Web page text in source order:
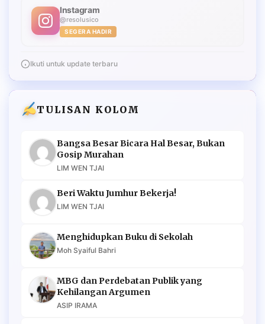
Instagram
@resolusico
SEGERA HADIR
Ikuti untuk update terbaru
TULISAN KOLOM
Bangsa Besar Bicara Hal Besar, Bukan
Gosip Murahan
LIM WEN TJAI
Beri Waktu Jumhur Bekerja!
LIM WEN TJAI
Menghidupkan Buku di Sekolah
Moh Syaiful Bahri
MBG dan Perdebatan Publik yang
Kehilangan Argumen
ASIP IRAMA